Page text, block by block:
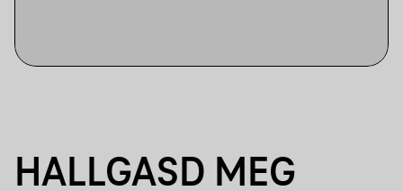
HALLGASD MEG